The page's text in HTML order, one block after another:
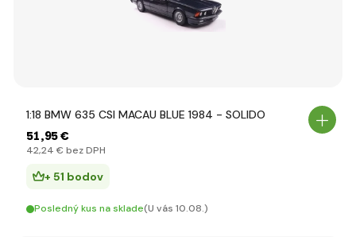
1:18 BMW 635 CSI MACAU BLUE 1984 - SOLIDO
51,95 €
42,24 € bez DPH
+ 51 bodov
Posledný kus na sklade(U vás 10.08.)